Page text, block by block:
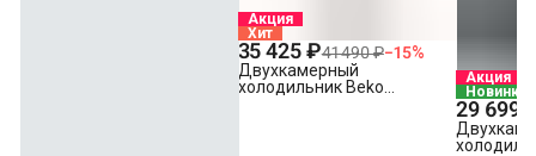
Акция
Хит
35 425 ₽41 490 ₽−15%
Двухкамерный
холодильник Beko
Акция
Новинка
29 699